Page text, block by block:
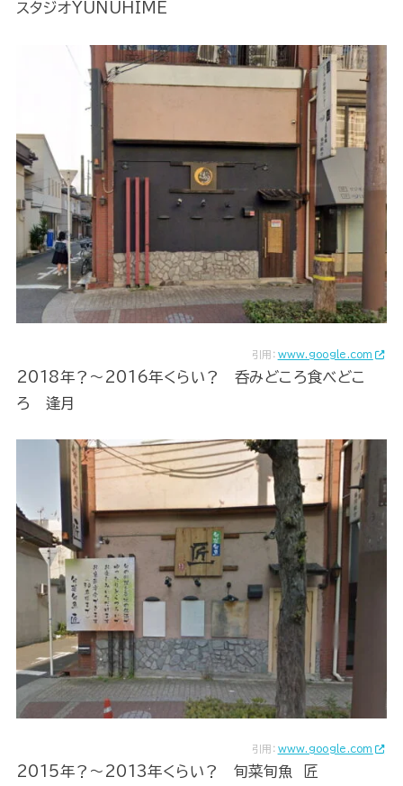
スタジオYUNUHIME
引用： www.google.com
2018年？～2016年くらい？ 呑みどころ食べどこ
ろ 逢月
引用： www.google.com
2015年？～2013年くらい？ 旬菜旬魚 匠